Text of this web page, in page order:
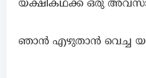
യക്ഷികഥക്ക് ഒരു
ഞാൻ എഴുതാൻ വെച്ച